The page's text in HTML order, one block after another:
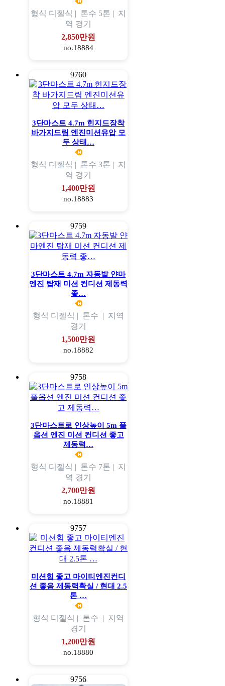
형식 디젤식 | 톤수 5톤 | 지
역 경기
2,850만원
no.18884
9760
3단마스트 4.7m 힌지드장착
바가지드림 엔진미션유압 모
두 상태…
형식 디젤식 | 톤수 3톤 | 지
역 경기
1,400만원
no.18883
9759
3단마스트 4.7m 자동발 얀마
엔진 탑재 미션 컨디션 제동력
좋…
형식 디젤식 | 톤수 | 지역
경기
1,500만원
no.18882
9758
3단마스트로 인상높이 5m 풀
옵션 엔진 미션 컨디션 좋고
제동력…
형식 디젤식 | 톤수 7톤 | 지
역 경기
2,700만원
no.18881
9757
미션힘 좋고 마이티엔진컨디
션 좋음 제동력확실 / 현대 2.5
톤 …
형식 디젤식 | 톤수 | 지역
경기
1,200만원
no.18880
9756